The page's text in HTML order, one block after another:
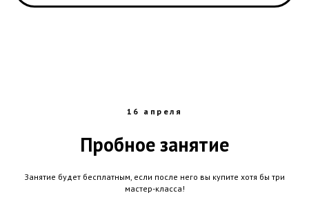
16 апреля
Пробное занятие
Занятие будет бесплатным, если после него вы купите хотя бы три
мастер-класса!